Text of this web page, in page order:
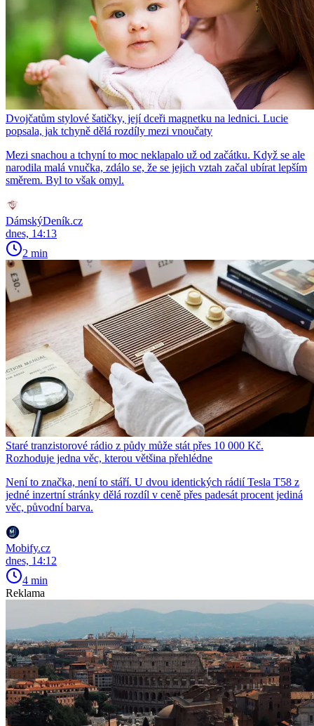
Dvojčatům stylové šatičky, její dceři magnetku na lednici. Lucie
popsala, jak tchyně dělá rozdíly mezi vnoučaty
Mezi snachou a tchyní to moc neklapalo už od začátku. Když se ale
narodila malá vnučka, zdálo se, že se jejich vztah začal ubírat lepším
směrem. Byl to však omyl.
DámskýDeník.cz
dnes, 14:13
2 min
Staré tranzistorové rádio z půdy může stát přes 10 000 Kč.
Rozhoduje jedna věc, kterou většina přehlédne
Není to značka, není to stáří. U dvou identických rádií Tesla T58 z
jedné inzertní stránky dělá rozdíl v ceně přes padesát procent jediná
věc, původní barva.
Mobify.cz
dnes, 14:12
4 min
Reklama